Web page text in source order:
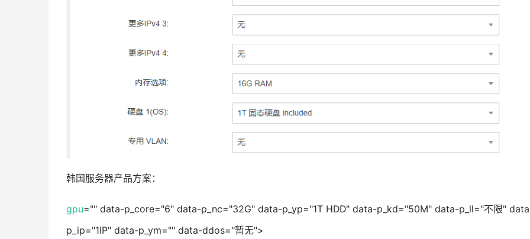
韩国服务器产品方案：
gpu="" data-p_core="6" data-p_nc="32G" data-p_yp="1T HDD" data-p_kd="50M" data-p_ll="不限"
p_ip="1IP" data-p_ym="" data-ddos="暂无">